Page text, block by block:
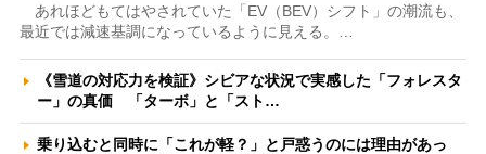
あれほどもてはやされていた「EV（BEV）シフト」の潮流も、
最近では減速基調になっているように見える。…
《雪道の対応力を検証》シビアな状況で実感した「フォレスタ
ー」の真価 「ターボ」と「スト…
乗り込むと同時に「これが軽？」と戸惑うのには理由があっ